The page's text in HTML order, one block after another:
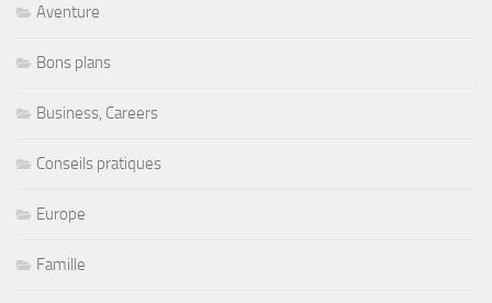
Aventure
Bons plans
Business, Careers
Conseils pratiques
Europe
Famille